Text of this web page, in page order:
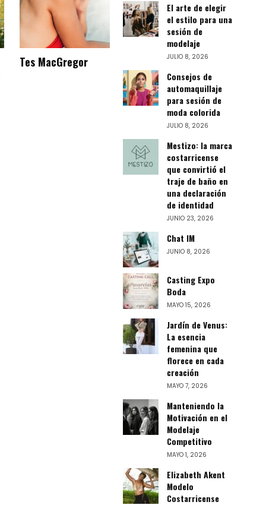
Tes MacGregor
El arte de elegir
el estilo para una
sesión de
modelaje
JULIO 8, 2026
Consejos de
automaquillaje
para sesión de
moda colorida
JULIO 8, 2026
Mestizo: la marca
costarricense
que convirtió el
traje de baño en
una declaración
de identidad
JUNIO 23, 2026
Chat IM
JUNIO 8, 2026
Casting Expo
Boda
MAYO 15, 2026
Jardín de Venus:
La esencia
femenina que
florece en cada
creación
MAYO 7, 2026
Manteniendo la
Motivación en el
Modelaje
Competitivo
MAYO 1, 2026
Elizabeth Akent
Modelo
Costarricense